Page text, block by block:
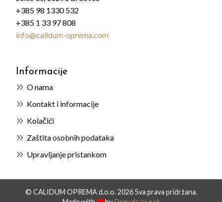
+385 98 1330 532
+385 1 33 97 808
info@calidum-oprema.com
Informacije
O nama
Kontakt i informacije
Kolačići
Zaštita osobnih podataka
Upravljanje pristankom
© CALIDUM OPREMA d.o.o. 2026 Sva prava pridržana.